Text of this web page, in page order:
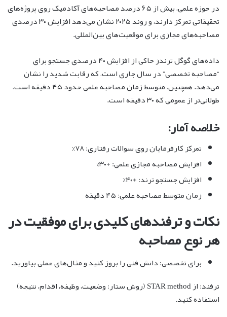
در حوزه علمی، بیش از ۶۵ درصد مصاحبه‌های آکادمیک روی پروژه‌های
تحقیقاتی تمرکز دارند، و روند ۲۰۲۵ نشان می‌دهد افزایش ۳۰ درصدی
مصاحبه‌های مجازی برای موقعیت‌های بین‌المللی.
داده‌های گوگل ترندز حاکی از افزایش ۴۰ درصدی جستجو برای
“مصاحبه تخصصی” در سال جاری است، که رقابت شدید را نشان
می‌دهد. همچنین، متوسط زمان مصاحبه علمی حدود ۴۵ دقیقه است،
طولانی‌تر از عمومی که ۳۰ دقیقه است.
خلاصه آمار:
تمرکز کارفرمایان روی سوالات رفتاری: ۷۸%
افزایش مصاحبه مجازی علمی: +۳۰%
افزایش جستجو ترند: +۴۰%
زمان متوسط مصاحبه علمی: ۴۵ دقیقه
نکات و ترفندهای کلیدی برای موفقیت در
هر نوع مصاحبه
برای تخصصی: دانش فنی را بروز کنید و مثال‌های عملی بیاورید.
ترفند: از STAR method (روش ستار: وضعیت، وظیفه، اقدام، نتیجه)
استفاده کنید.